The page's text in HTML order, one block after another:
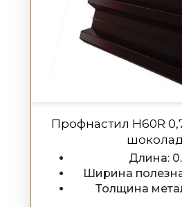
Профнастил H60R
шоколад
Длина:
Ширина
Толщина